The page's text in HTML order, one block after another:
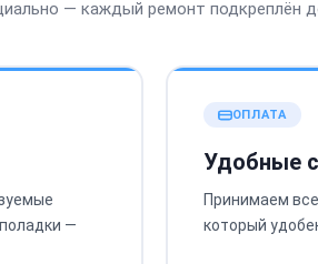
— каждый ремонт подкреплён
—
ОПЛАТА
Удобные
Принимаем
который